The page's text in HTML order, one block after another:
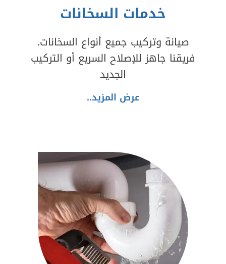
خدمات السخانات
صيانة وتركيب جميع أنواع السخانات.
فريقنا جاهز للإصلاح السريع أو التركيب
الجديد
عرض المزيد..